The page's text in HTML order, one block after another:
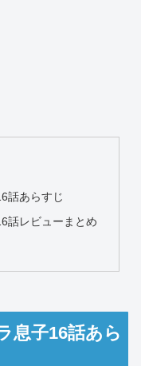
話あらすじ
話レビューまとめ
息子16話あら